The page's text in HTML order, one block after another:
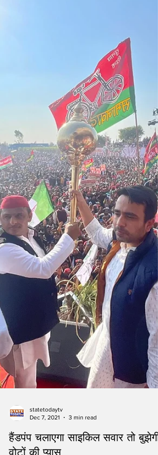
statetodaytv
Dec 7, 2021